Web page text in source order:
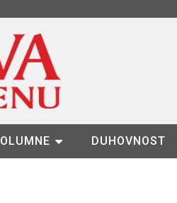
DUHOVNOST